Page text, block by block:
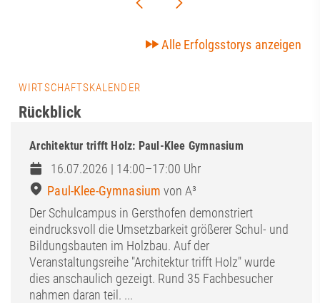
Alle Erfolgsstorys anzeigen
WIRTSCHAFTSKALENDER
Rückblick
Architektur trifft Holz: Paul-Klee Gymnasium
16.07.2026 | 14:00–17:00 Uhr
Paul-Klee-Gymnasium von A³
Der Schulcampus in Gersthofen demonstriert
eindrucksvoll die Umsetzbarkeit größerer Schul- und
Bildungsbauten im Holzbau. Auf der
Veranstaltungsreihe "Architektur trifft Holz" wurde
dies anschaulich gezeigt. Rund 35 Fachbesucher
nahmen daran teil. ...